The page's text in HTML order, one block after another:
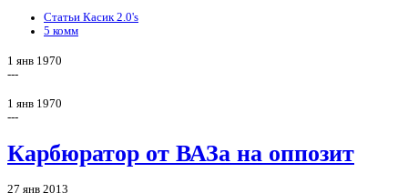
Статьи Касик 2.0's
5 комм
1 янв 1970
---
1 янв 1970
---
Карбюратор от ВАЗа на оппозит
27 янв 2013